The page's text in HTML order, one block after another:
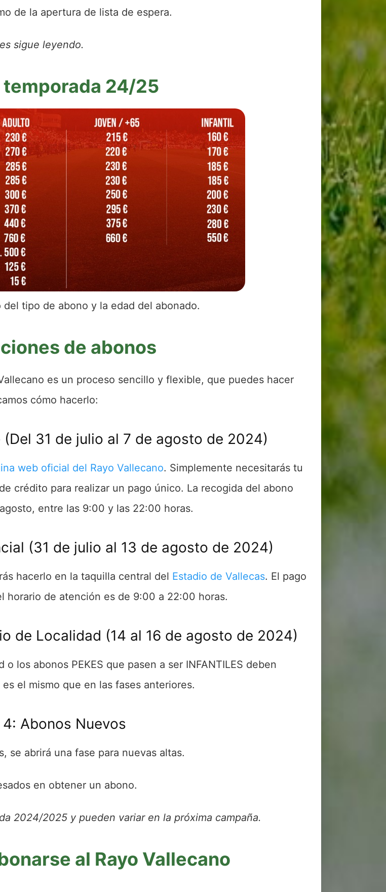
de la apertura de lista de espera.
sigue leyendo.
temporada 24/25
tipo de abono y la edad del abonado.
de abonos
es un proceso sencillo y flexible, que puedes hacer
cómo hacerlo:
(Del 31 de julio al 7 de agosto de 2024)
web oficial del Rayo Vallecano. Simplemente necesitarás tu
crédito para realizar un pago único. La recogida del abono
entre las 9:00 y las 22:00 horas.
(31 de julio al 13 de agosto de 2024)
hacerlo en la taquilla central del Estadio de Vallecas. El pago
de atención es de 9:00 a 22:00 horas.
de Localidad (14 al 16 de agosto de 2024)
los abonos PEKES que pasen a ser INFANTILES deben
el mismo que en las fases anteriores.
4: Abonos Nuevos
se abrirá una fase para nuevas altas.
en obtener un abono.
2024/2025 y pueden variar en la próxima campaña.
al Rayo Vallecano